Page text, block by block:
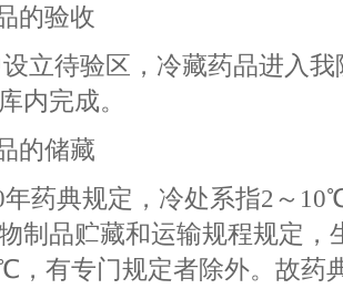
的验收
立待验区，冷藏药品进入
内完成。
的储藏
年药典规定，冷处系指2～
制品贮藏和运输规程规定，
有专门规定者除外。故药